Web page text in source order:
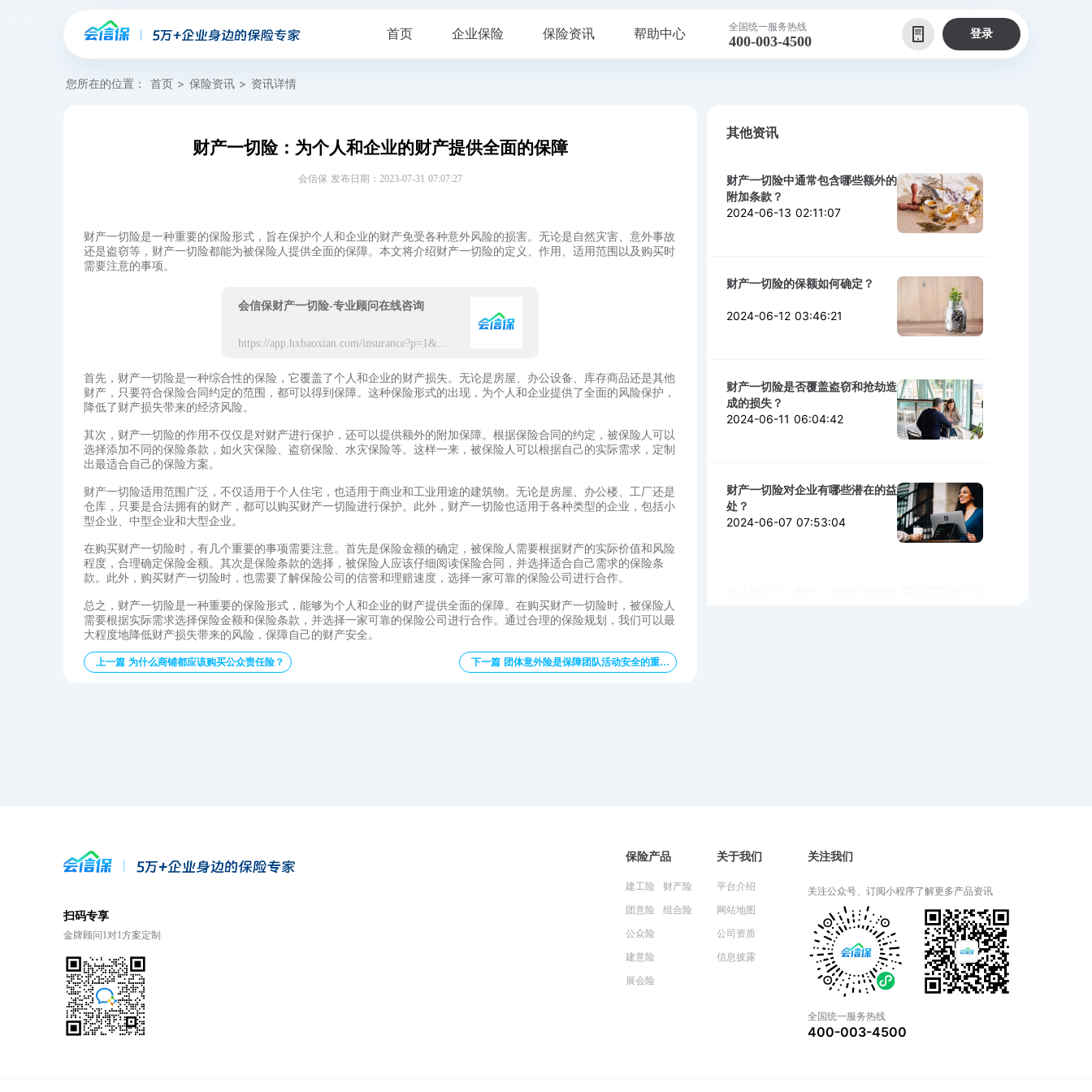
首页 企业保险 保险资讯 帮助中心 全国统一服务热线
400-003-4500 登录
您所在的位置： 首页 > 保险资讯 > 资讯详情
财产一切险：为个人和企业的财产提供全面的保障
会信保 发布日期：2023-07-31 07:07:27
财产一切险是一种重要的保险形式，旨在保护个人和企业的财产免受各种意外风险的损害。无论是自然灾害、意外事故
还是盗窃等，财产一切险都能为被保险人提供全面的保障。本文将介绍财产一切险的定义、作用、适用范围以及购买时
需要注意的事项。
会信保财产一切险-专业顾问在线咨询
https://app.hxbaoxian.com/insurance?p=1&l=20&t=3&c=0&sourceType=web
首先，财产一切险是一种综合性的保险，它覆盖了个人和企业的财产损失。无论是房屋、办公设备、库存商品还是其他
财产，只要符合保险合同约定的范围，都可以得到保障。这种保险形式的出现，为个人和企业提供了全面的风险保护，
降低了财产损失带来的经济风险。
其次，财产一切险的作用不仅仅是对财产进行保护，还可以提供额外的附加保障。根据保险合同的约定，被保险人可以
选择添加不同的保险条款，如火灾保险、盗窃保险、水灾保险等。这样一来，被保险人可以根据自己的实际需求，定制
出最适合自己的保险方案。
财产一切险适用范围广泛，不仅适用于个人住宅，也适用于商业和工业用途的建筑物。无论是房屋、办公楼、工厂还是
仓库，只要是合法拥有的财产，都可以购买财产一切险进行保护。此外，财产一切险也适用于各种类型的企业，包括小
型企业、中型企业和大型企业。
在购买财产一切险时，有几个重要的事项需要注意。首先是保险金额的确定，被保险人需要根据财产的实际价值和风险
程度，合理确定保险金额。其次是保险条款的选择，被保险人应该仔细阅读保险合同，并选择适合自己需求的保险条
款。此外，购买财产一切险时，也需要了解保险公司的信誉和理赔速度，选择一家可靠的保险公司进行合作。
总之，财产一切险是一种重要的保险形式，能够为个人和企业的财产提供全面的保障。在购买财产一切险时，被保险人
需要根据实际需求选择保险金额和保险条款，并选择一家可靠的保险公司进行合作。通过合理的保险规划，我们可以最
大程度地降低财产损失带来的风险，保障自己的财产安全。
上一篇 为什么商铺都应该购买公众责任险？ 下一篇 团体意外险是保障团队活动安全的重要工具
其他资讯
财产一切险中通常包含哪些额外的
附加条款？
2024-06-13 02:11:07
财产一切险的保额如何确定？
2024-06-12 03:46:21
财产一切险是否覆盖盗窃和抢劫造
成的损失？
2024-06-11 06:04:42
财产一切险对企业有哪些潜在的益
处？
2024-06-07 07:53:04
财产一切险的保险期限通常是多
2024-06-03 05:14:57
2024-05-31 03:14:27
扫码专享
金牌顾问1对1方案定制
保险产品
建工险
团意险
公众险
建意险
展会险
财产险
组合险
关于我们
平台介绍
网站地图
公司资质
信息披露
关注我们
关注公众号、订阅小程序了解更多产品资讯
全国统一服务热线
400-003-4500